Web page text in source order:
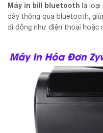
Máy in bill bluetooth là
dây thông qua bluetooth,
di động như điện thoại hoặc